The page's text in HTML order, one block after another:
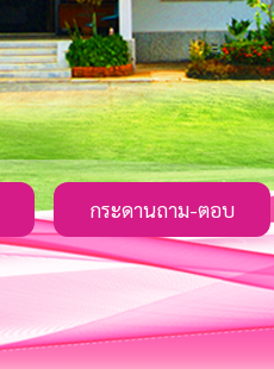
กระดานถาม-ตอบ